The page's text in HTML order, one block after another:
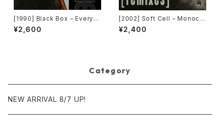
[1990] Black Box – Everyb
ody, Everybody [Deconstr
uction]
¥2,600
[2002] Soft Cell – Monocul
ture (Jan Driver & Playgrou
p Remixes) [3 Lanka]
¥2,400
Category
NEW ARRIVAL 8/7 UP!